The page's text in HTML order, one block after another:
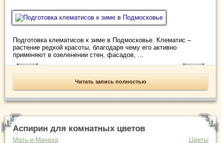
Подготовка клематисов к зиме в Подмосковье. Клематис –
растение редкой красоты, благодаря чему его активно
применяют в озеленении стен, фасадов, ...
Читать запись полностью
Аспирин для комнатных цветов
Мать-и-Мачеха Цветы